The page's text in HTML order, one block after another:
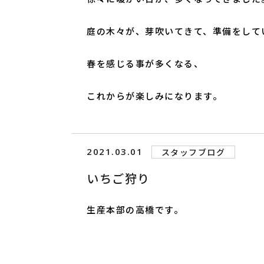
庭の木々が、芽吹いてきて、準備をして
春を感じる事が多くなる、
これからが楽しみになります。
2021.03.01 スタッフブログ
いちご狩り
生産本部の高橋です。